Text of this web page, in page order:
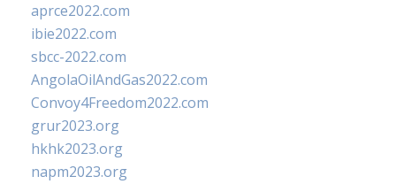
aprce2022.com
ibie2022.com
sbcc-2022.com
AngolaOilAndGas2022.com
Convoy4Freedom2022.com
grur2023.org
hkhk2023.org
napm2023.org